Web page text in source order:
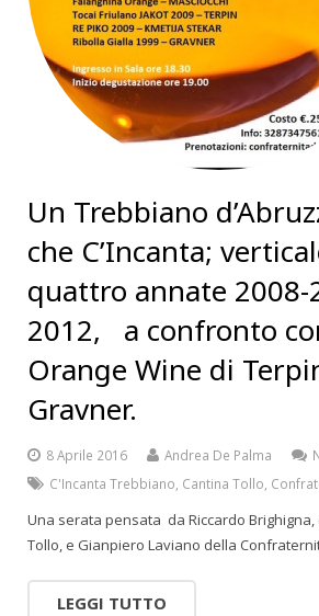
Contatti
Un Trebbiano
che C’Incanta;
quattro annate 2008-
2012, a confronto
Orange Wine di
Gravner.
8 Aprile 2016 Andrea De Palma
C'Incanta Trebbiano Cantina Tollo
Una serata pensata da Riccardo
Tollo, e Gianpiero Laviano della
LEGGI TUTTO